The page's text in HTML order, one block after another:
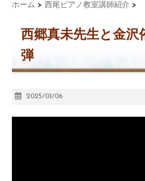
ホーム > 西尾ピアノ教室講師紹介 >
西郷真未先生と金
弾
2025/01/06